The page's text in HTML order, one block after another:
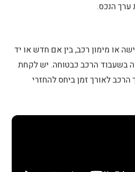
הנכס.
או מימון רכב, בין אם חדש או יד
בשעבוד הרכב כבטוחה. יש לקחת
לאורך זמן ביחס להחזרי